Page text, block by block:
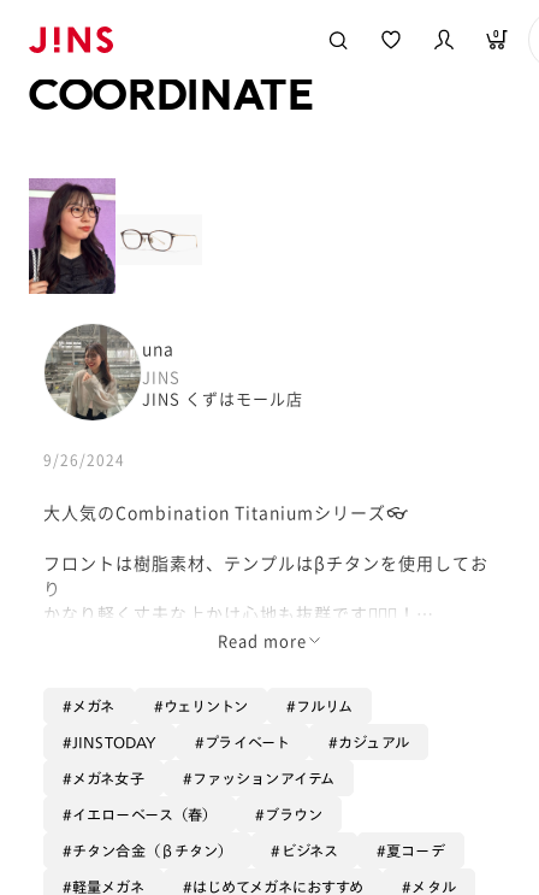
0
COORDINATE
una
JINS
JINS くずはモール店
9/26/2024
大人気のCombination Titaniumシリーズ👓
フロントは樹脂素材、テンプルはβチタンを使用してお
り
かなり軽く丈夫な上かけ心地も抜群です💁🏻‍♀️！
前から見たときにちらっと見えるゴールドが上品に仕上
げてくれます🫶🏻
Read more
メガネ ウェリントン フルリム
JINSTODAY プライベート カジュアル
メガネ女子 ファッションアイテム
イエローベース（春） ブラウン
チタン合金（βチタン） ビジネス 夏コーデ
軽量メガネ はじめてメガネにおすすめ メタル